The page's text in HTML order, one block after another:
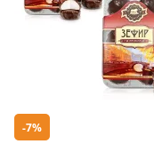
-7%